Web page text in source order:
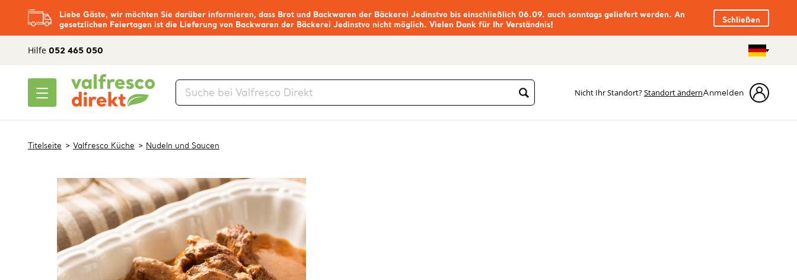
Liebe Gäste, wir möchten Sie darüber informieren, dass Brot und Backwaren der Bäckerei Jedinstvo bis einschließlich 06.09. auch sonntags geliefert werden. An
gesetzlichen Feiertagen ist die Lieferung von Backwaren der Bäckerei Jedinstvo nicht möglich. Vielen Dank für Ihr Verständnis!
Schließen
Hilfe 052 465 050
Nicht Ihr Standort?Standort ändernAnmelden
Titelseite Valfresco Küche Nudeln und Saucen